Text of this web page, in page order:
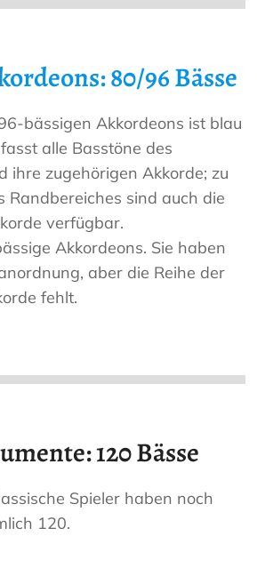
80/96 Bässe
bässigen Akkordeons ist blau
alle Basstöne des
ihre zugehörigen Akkorde; zu
Randbereiches sind auch die
verfügbar.
Akkordeons. Sie haben
aber die Reihe der
fehlt.
120 Bässe
Spieler haben noch
120.